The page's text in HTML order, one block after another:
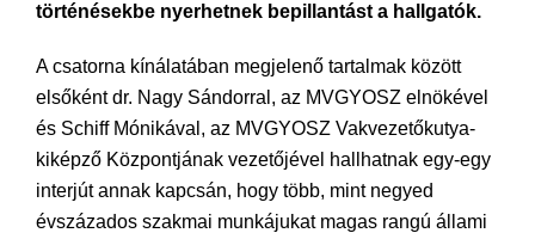
történésekbe nyerhetnek bepillantást a hallgatók.
A csatorna kínálatában megjelenő tartalmak között
elsőként dr. Nagy Sándorral, az MVGYOSZ elnökével
és Schiff Mónikával, az MVGYOSZ Vakvezetőkutya-
kiképző Központjának vezetőjével hallhatnak egy-egy
interjút annak kapcsán, hogy több, mint negyed
évszázados szakmai munkájukat magas rangú állami